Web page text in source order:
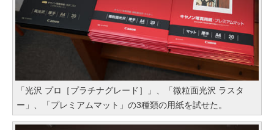
「光沢 プロ［プラチナグレード］」、「微粒面光沢 ラスタ
ー」、「プレミアムマット」の3種類の用紙を試せた。